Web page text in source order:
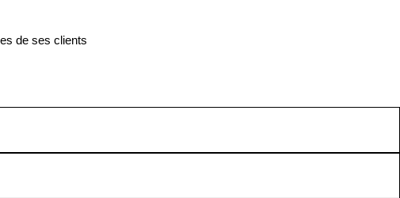
de ses clients